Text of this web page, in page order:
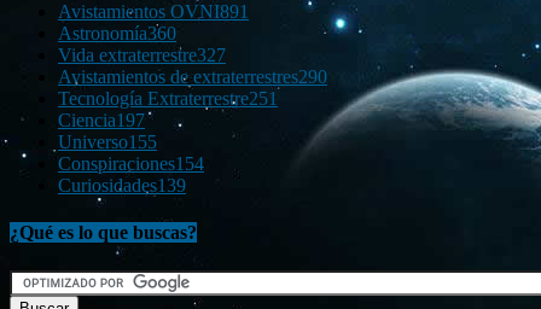
Avistamientos OVNI891
Astronomía360
Vida extraterrestre327
Avistamientos de extraterrestres290
Tecnología Extraterrestre251
Ciencia197
Universo155
Conspiraciones154
Curiosidades139
¿Qué es lo que buscas?